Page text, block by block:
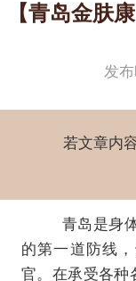
【青岛金肤
发
若文章内
青岛是身体
的第一道防线
官。在承受各种